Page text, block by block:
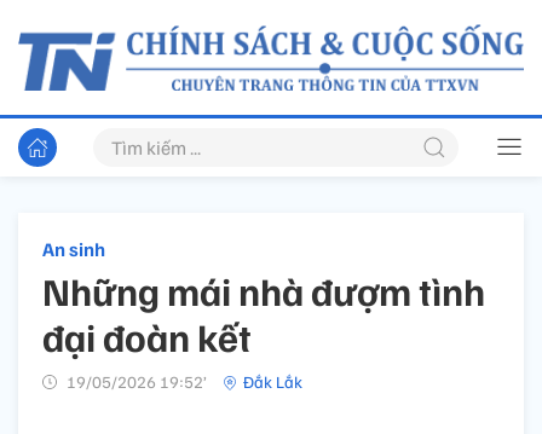
An sinh
Những mái nhà đượm tình
đại đoàn kết
19/05/2026 19:52’ Đắk Lắk